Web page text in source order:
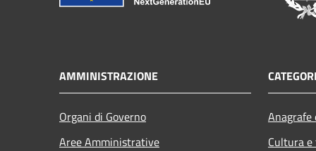
AMMINISTRAZIONE
Organi di Governo
Aree Amministrative
Cultura